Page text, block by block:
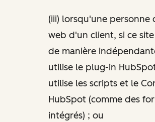
(iii) lorsqu'une personne
web d'un client, si ce
de manière
utilise le plug-in
utilise les scripts et le
HubSpot (comme des
intégrés) ; ou